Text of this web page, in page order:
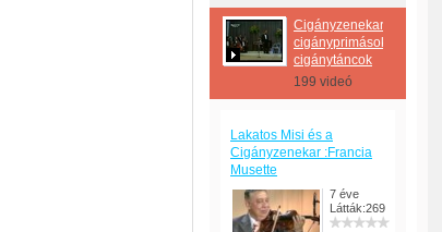
Cigányzenekarok-
cigányprimások-
cigánytáncok
199 videó
Lakatos Misi és a
Cigányzenekar :Francia
Musette
7 éve
Látták:269